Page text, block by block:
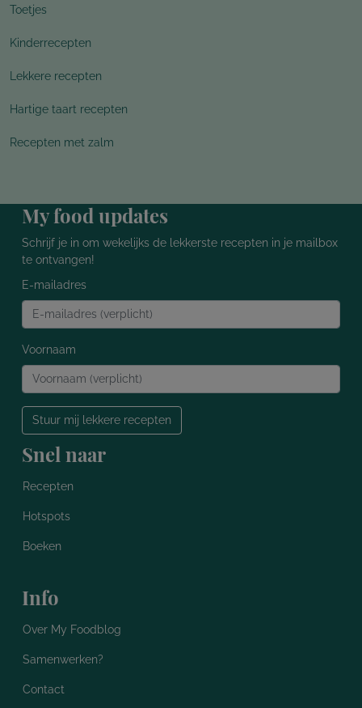
Toetjes
Kinderrecepten
Lekkere recepten
Hartige taart recepten
Recepten met zalm
My food updates
Schrijf je in om wekelijks de lekkerste recepten in je mailbox
te ontvangen!
E-mailadres
Voornaam
Stuur mij lekkere recepten
Snel naar
Recepten
Hotspots
Boeken
Info
Over My Foodblog
Samenwerken?
Contact